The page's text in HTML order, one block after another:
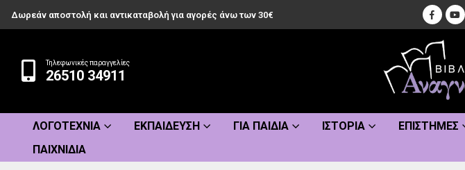
Δωρεάν αποστολή και αντικαταβολή για αγορές άνω των 30€
Τηλεφωνικές παραγγελίες
26510 34911
ΛΟΓΟΤΕΧΝΊΑ ΕΚΠΑΊΔΕΥΣΗ ΓΙΑ ΠΑΙΔΙΆ ΙΣΤΟΡΊΑ ΕΠΙΣΤΉΜΕΣ
ΠΑΙΧΝΊΔΙΑ